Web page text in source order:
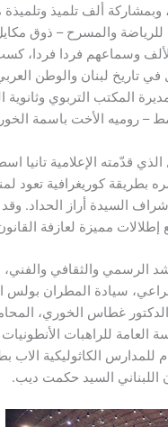
ألف تلميذ وتلميذة
والمسرح – ذوق
وسماعهم فردا فردا،
في تاريخ لبنان والوطن
المكتب التربوي وثانوية
– روميه الأخت باسمة
قدّمته الإعلامية تانيا
بطريقة كوريغرافية تعود
السيدة أراز الحداد.
إطلالات مميزة لعازفة
الرسمي والثقافي والفني،
سيادة المطران بولس
الدكتور غطاس الخوري،
العامة للراهبات
للمدارس الكاثوليكية الاب
اللبناني السيد حكمت ديب.